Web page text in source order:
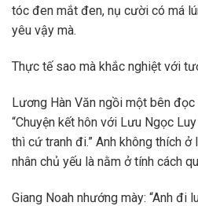
tóc đen mắt đen, nụ cười có má
yêu vậy mà.
Thực tế sao mà khắc nghiệt với
Lương Hàn Văn ngồi một bên
“Chuyện kết hôn với Lưu Ngọc
thì cứ tranh đi.” Anh không thích ở
nhân chủ yếu là nằm ở tính cách
Giang Noah nhướng mày: “Anh đi